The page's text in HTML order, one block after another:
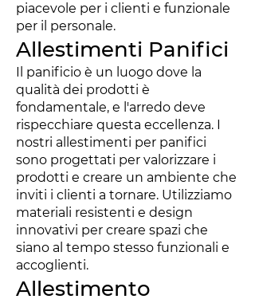
piacevole per i clienti e funzionale
per il personale.
Allestimenti Panifici
Il panificio è un luogo dove la
qualità dei prodotti è
fondamentale, e l'arredo deve
rispecchiare questa eccellenza. I
nostri allestimenti per panifici
sono progettati per valorizzare i
prodotti e creare un ambiente che
inviti i clienti a tornare. Utilizziamo
materiali resistenti e design
innovativi per creare spazi che
siano al tempo stesso funzionali e
accoglienti.
Allestimento